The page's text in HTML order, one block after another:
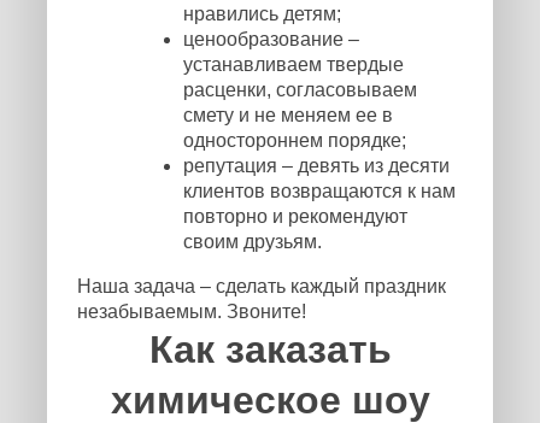
нравились детям;
ценообразование –
устанавливаем твердые
расценки, согласовываем
смету и не меняем ее в
одностороннем порядке;
репутация – девять из десяти
клиентов возвращаются к нам
повторно и рекомендуют
своим друзьям.
Наша задача – сделать каждый праздник
незабываемым. Звоните!
Как заказать
химическое шоу